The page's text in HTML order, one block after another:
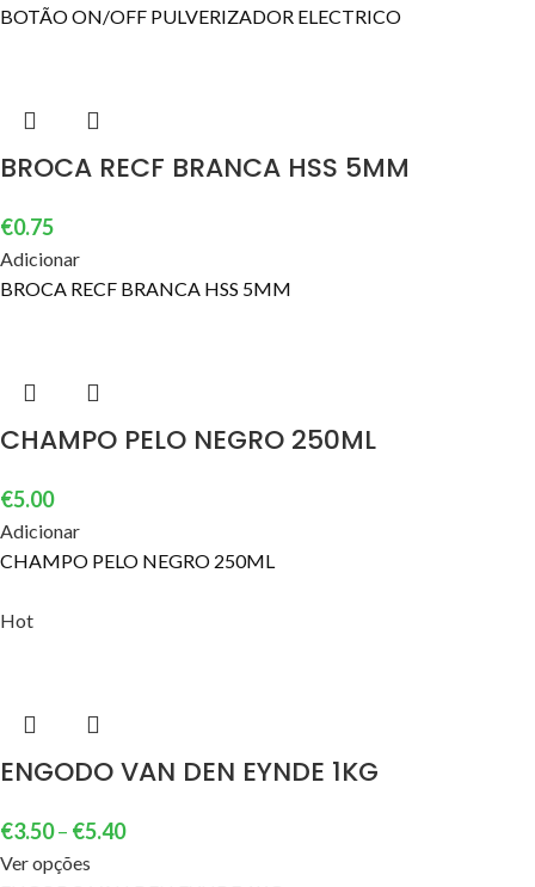
BOTÃO ON/OFF PULVERIZADOR ELECTRICO
BROCA RECF BRANCA HSS 5MM
€0.75
Adicionar
BROCA RECF BRANCA HSS 5MM
CHAMPO PELO NEGRO 250ML
€5.00
Adicionar
CHAMPO PELO NEGRO 250ML
Hot
ENGODO VAN DEN EYNDE 1KG
€3.50– €5.40
Ver opções